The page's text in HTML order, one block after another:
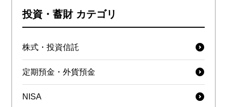
投資・蓄財 カテゴリ
株式・投資信託
定期預金・外貨預金
NISA